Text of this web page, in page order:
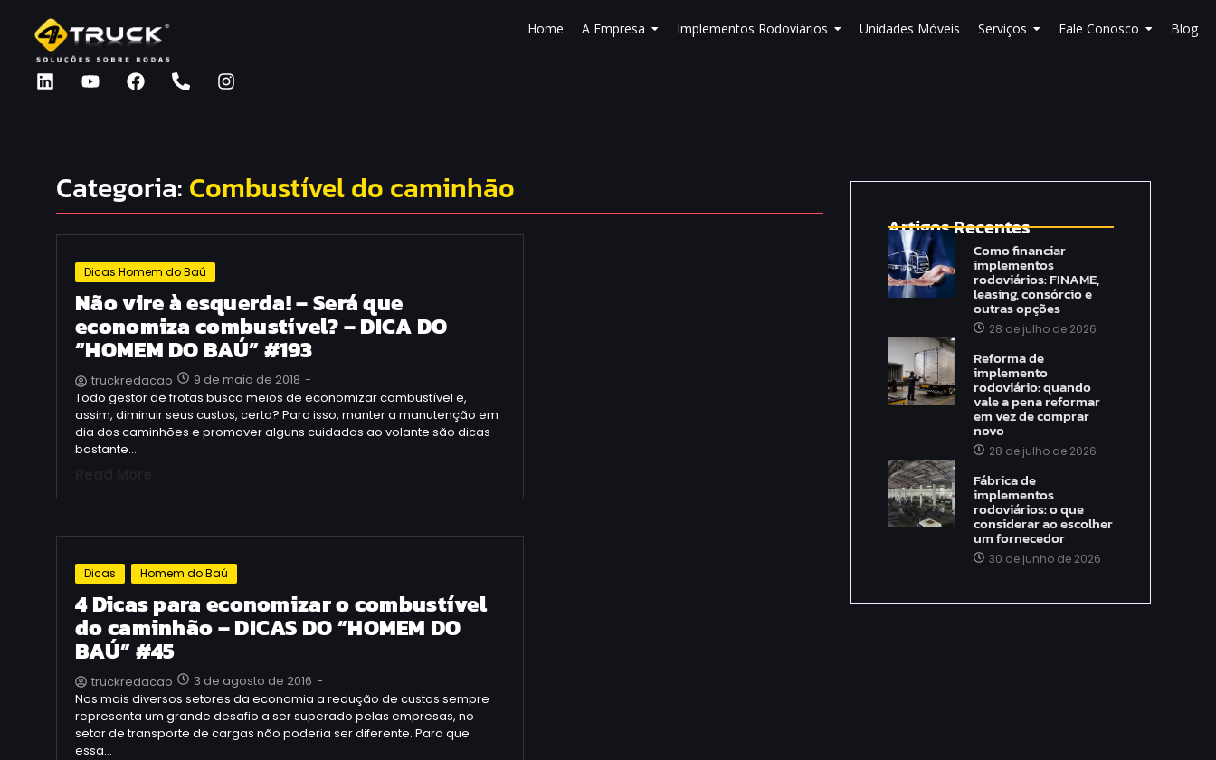
Home A Empresa Implementos Rodoviários Unidades Móveis Serviços Fale Conosco Blog
Categoria: Combustível do caminhão
Dicas Homem do Baú
Não vire à esquerda! – Será que
economiza combustível? – DICA DO
“HOMEM DO BAÚ” #193
truckredacao 9 de maio de 2018 -
Todo gestor de frotas busca meios de economizar combustível e,
assim, diminuir seus custos, certo? Para isso, manter a manutenção em
dia dos caminhões e promover alguns cuidados ao volante são dicas
bastante…
Dicas Homem do Baú
4 Dicas para economizar o combustível
do caminhão – DICAS DO “HOMEM DO
BAÚ” #45
truckredacao 3 de agosto de 2016 -
Nos mais diversos setores da economia a redução de custos sempre
representa um grande desafio a ser superado pelas empresas, no
setor de transporte de cargas não poderia ser diferente. Para que
essa…
Artigos Recentes
Como financiar
implementos
rodoviários: FINAME,
leasing, consórcio e
outras opções
28 de julho de 2026
Reforma de
implemento
rodoviário: quando
vale a pena reformar
em vez de comprar
novo
28 de julho de 2026
Fábrica de
implementos
rodoviários: o que
considerar ao escolher
um fornecedor
30 de junho de 2026